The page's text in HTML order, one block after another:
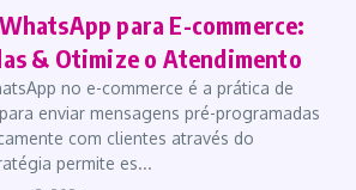
para E-commerce:
& Otimize o Atendimento
no e-commerce é a prática de
enviar mensagens pré-programadas
com clientes através do
permite es...